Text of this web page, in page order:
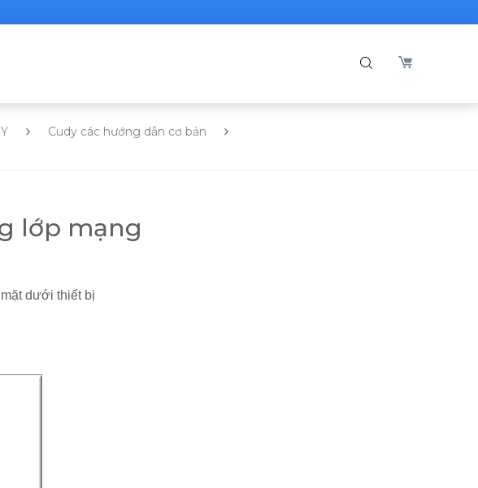
Cudy các hướng dẫn cơ bản
lớp mạng
dưới thiết bị